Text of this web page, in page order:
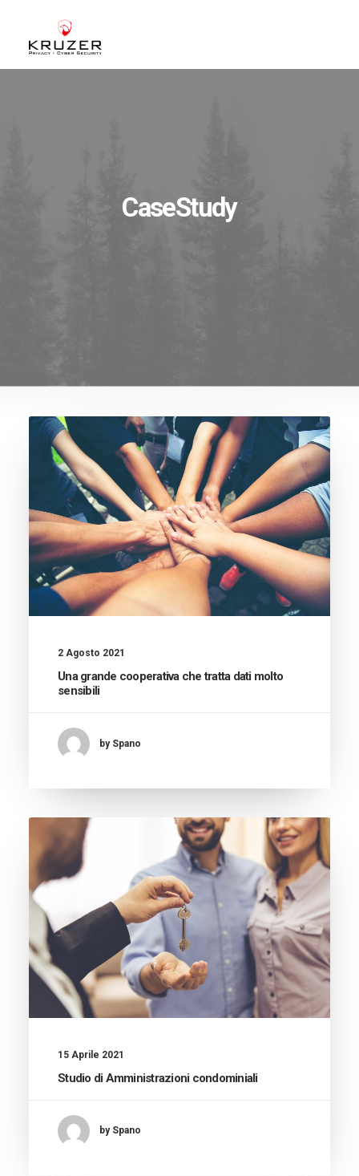
CaseStudy
2 Agosto 2021
Una grande cooperativa che tratta dati molto
sensibili
by Spano
15 Aprile 2021
Studio di Amministrazioni condominiali
by Spano